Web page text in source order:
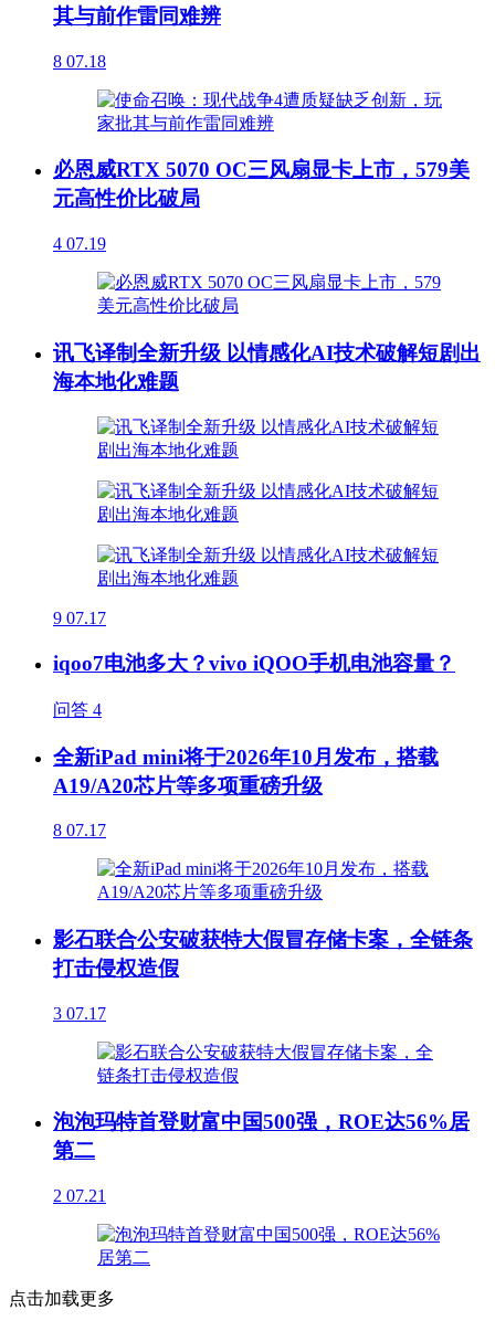
其与前作雷同难辨
8 07.18
必恩威RTX 5070 OC三风扇显卡上市，579美
元高性价比破局
4 07.19
讯飞译制全新升级 以情感化AI技术破解短剧出
海本地化难题
9 07.17
iqoo7电池多大？vivo iQOO手机电池容量？
问答 4
全新iPad mini将于2026年10月发布，搭载
A19/A20芯片等多项重磅升级
8 07.17
影石联合公安破获特大假冒存储卡案，全链条
打击侵权造假
3 07.17
泡泡玛特首登财富中国500强，ROE达56%居
第二
2 07.21
点击加载更多